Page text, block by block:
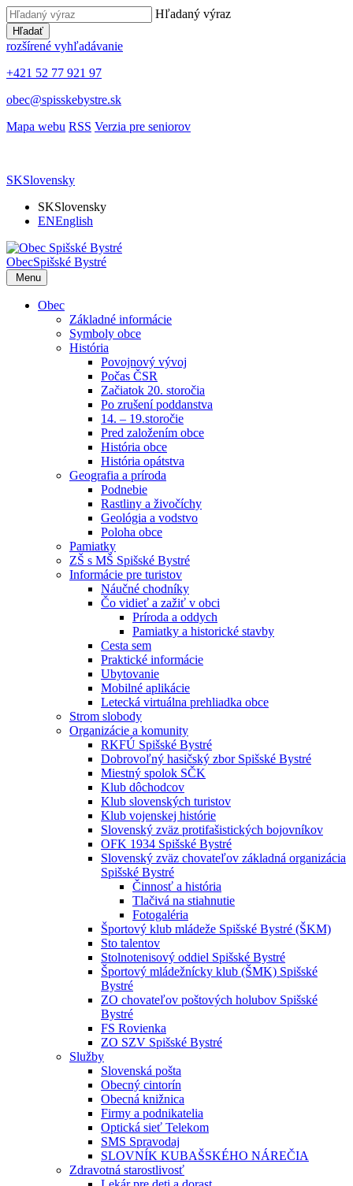
Hľadaný výraz
Hľadať
rozšírené vyhľadávanie
+421 52 77 921 97
obec@spisskebystre.sk
Mapa webu RSS Verzia pre seniorov
SKSlovensky
SKSlovensky
ENEnglish
ObecSpišské Bystré
Menu
Obec
Základné informácie
Symboly obce
História
Povojnový vývoj
Počas ČSR
Začiatok 20. storočia
Po zrušení poddanstva
14. – 19.storočie
Pred založením obce
História obce
História opátstva
Geografia a príroda
Podnebie
Rastliny a živočíchy
Geológia a vodstvo
Poloha obce
Pamiatky
ZŠ s MŠ Spišské Bystré
Informácie pre turistov
Náučné chodníky
Čo vidieť a zažiť v obci
Príroda a oddych
Pamiatky a historické stavby
Cesta sem
Praktické informácie
Ubytovanie
Mobilné aplikácie
Letecká virtuálna prehliadka obce
Strom slobody
Organizácie a komunity
RKFÚ Spišské Bystré
Dobrovoľný hasičský zbor Spišské Bystré
Miestný spolok SČK
Klub dôchodcov
Klub slovenských turistov
Klub vojenskej histórie
Slovenský zväz protifašistických bojovníkov
OFK 1934 Spišské Bystré
Slovenský zväz chovateľov základná organizácia
Spišské Bystré
Činnosť a história
Tlačivá na stiahnutie
Fotogaléria
Športový klub mládeže Spišské Bystré (ŠKM)
Sto talentov
Stolnotenisový oddiel Spišské Bystré
Športový mládežnícky klub (ŠMK) Spišské
Bystré
ZO chovateľov poštových holubov Spišské
Bystré
FS Rovienka
ZO SZV Spišské Bystré
Služby
Slovenská pošta
Obecný cintorín
Obecná knižnica
Firmy a podnikatelia
Optická sieť Telekom
SMS Spravodaj
SLOVNÍK KUBAŠSKÉHO NÁREČIA
Zdravotná starostlivosť